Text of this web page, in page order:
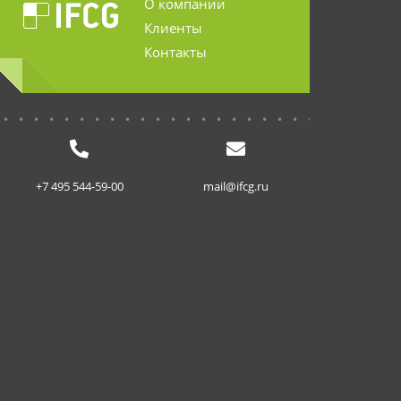
О компании
Клиенты
Контакты
+7 495 544-59-00 mail@ifcg.ru